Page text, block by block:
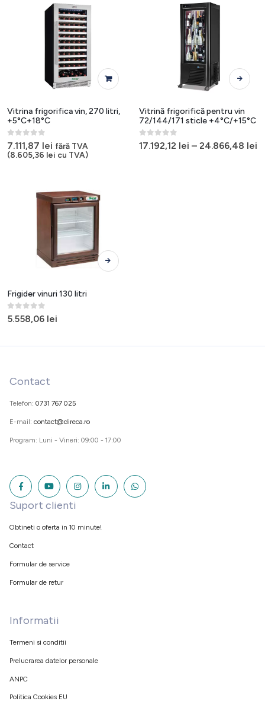
Vitrina frigorifica vin, 270 litri,
+5°C+18°C
0out of 5
7.111,87 lei fără TVA
(8.605,36 lei cu TVA)
Acest
produs
mai
multe
Opțiunile
Vitrină frigorifică pentru vin
72/144/171 sticle +4°C/+15°C
0out of 5
17.192,12 lei – 24.866,48 lei
Acest
produs
Frigider vinuri 130 litri
0out of 5
5.558,06 lei
Contact
Telefon: 0731 767 025
E-mail: contact@direca.ro
Program: Luni - Vineri: 09:00 - 17:00
Suport clienti
Obtineti o oferta in 10 minute!
Contact
Formular de service
Formular de retur
Informatii
Termeni si conditii
Prelucrarea datelor personale
ANPC
Politica Cookies EU